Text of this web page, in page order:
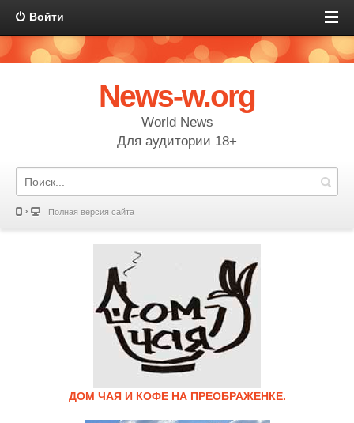
Войти
News-w.org
World News
Для аудитории 18+
Полная версия сайта
ДОМ ЧАЯ И КОФЕ НА ПРЕОБРАЖЕНКЕ.